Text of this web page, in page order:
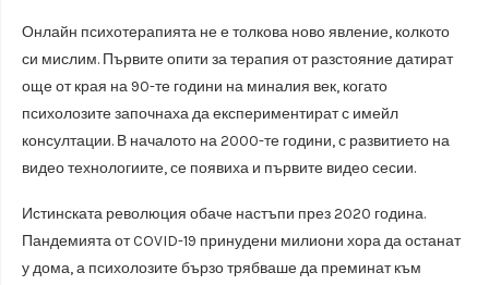
Онлайн психотерапията не е толкова ново явление, колкото
си мислим. Първите опити за терапия от разстояние датират
още от края на 90-те години на миналия век, когато
психолозите започнаха да експериментират с имейл
консултации. В началото на 2000-те години, с развитието на
видео технологиите, се появиха и първите видео сесии.
Истинската революция обаче настъпи през 2020 година.
Пандемията от COVID-19 принудени милиони хора да останат
у дома, а психолозите бързо трябваше да преминат към